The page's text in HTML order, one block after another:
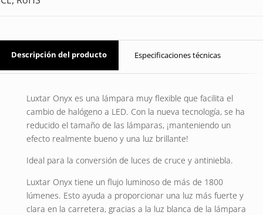
Descripción del producto Especificaciones técnicas
Luxtar Onyx es una lámpara muy flexible que facilita el
cambio de halógeno a LED. Con la nueva tecnología, se ha
reducido el tamaño de las lámparas, ¡manteniendo un
efecto realmente bueno y una luz brillante!
Ideal para la conversión de luces de cruce y antiniebla.
Luxtar Onyx tiene un flujo luminoso de más de 1800
lúmenes. Esto ayuda a proporcionar una luz más fuerte y
clara en la carretera, gracias a la luz blanca de la lámpara